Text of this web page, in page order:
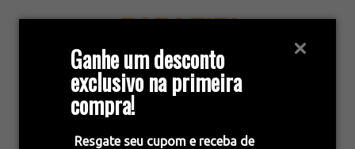
Ganhe um desconto
exclusivo na primeira
compra!
Resgate seu cupom e receba de